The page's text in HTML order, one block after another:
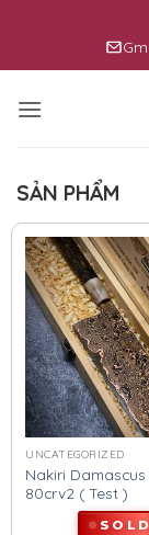
content
SẢN PHẨM
UNCATEGORIZED
Nakiri
80crv2 ( Test )
SOLD